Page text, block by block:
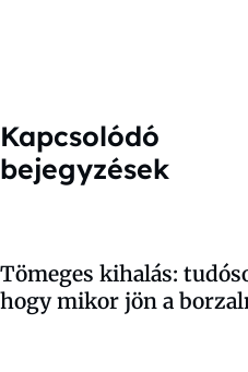
Kapcsolódó
bejegyzések
Tömeges kihalás:
hogy mikor jön a